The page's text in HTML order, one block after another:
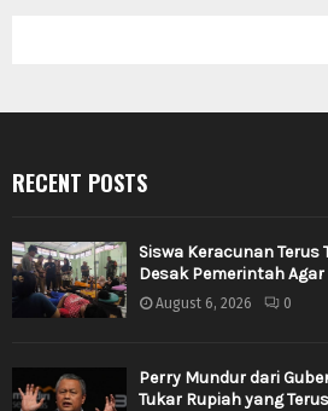
RECENT POSTS
Siswa Keracunan
Desak Pemerintah
August 6, 2026 0
Perry Mundur dari
Tukar Rupiah yang